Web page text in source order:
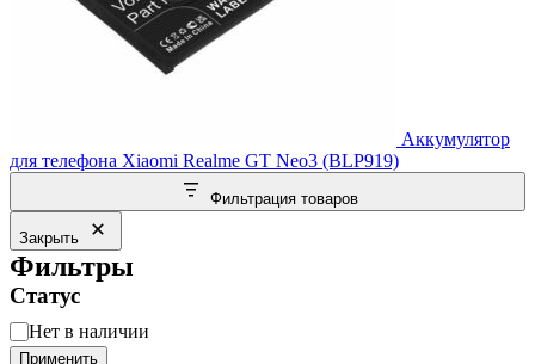
Аккумулятор
для телефона Xiaomi Realme GT Neo3 (BLP919)
Фильтрация товаров
Закрыть
Фильтры
Статус
Статус
Нет в наличии
Применить